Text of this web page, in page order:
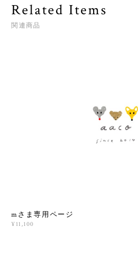
Related Items
関連商品
mさま専用ページ
¥11,100